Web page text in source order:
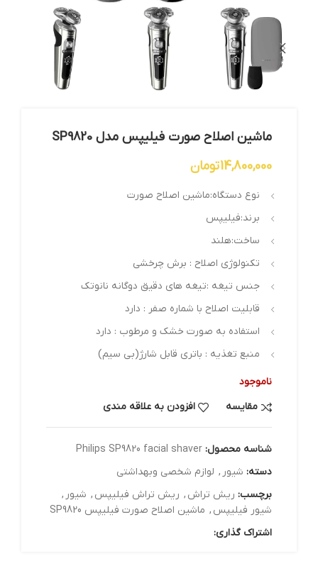
ماشین اصلاح صورت فیلیپس مدل SP9820
14,800,000تومان
نوع دستگاه:ماشین اصلاح صورت
برند:فیلیپس
ساخت:هلند
تکنولوژی اصلاح : برش چرخشی
جنس تیغه :تیغه های دقیق دوگانه نانوتک
قابلیت اصلاح با شماره صفر : دارد
استفاده به صورت خشک و مرطوب : دارد
منبع تغذیه : باتری قابل شارژ(بی سیم)
ناموجود
مقایسه
افزودن به علاقه مندی
شناسه محصول: Philips SP9820 facial shaver
دسته: شیور , لوازم شخصی وبهداشتی
برچسب: ریش تراش , ریش تراش فیلیپس , شیور ,
شیور فیلیپس , ماشین اصلاح صورت فیلیپس SP9820
اشتراک گذاری: